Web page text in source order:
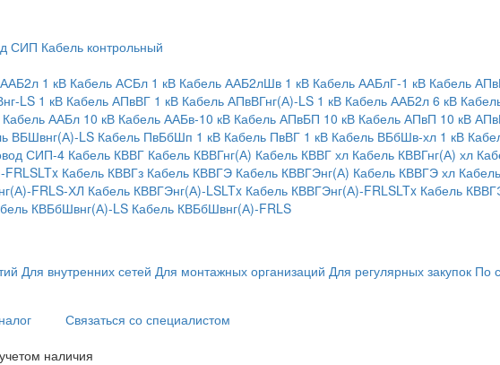
СИП Кабель контрольный
1 кВ Кабель АСБл 1 кВ Кабель ААБ2лШв 1 кВ Кабель ААБлГ-1 кВ Кабель
LS 1 кВ Кабель АПвВГ 1 кВ Кабель АПвВГнг(А)-LS 1 кВ Кабель ААБ2л 6 кВ
Кабель ААБл 10 кВ Кабель ААБв-10 кВ Кабель АПвБП 10 кВ Кабель АПвП 10 кВ
ВБШвнг(А)-LS Кабель ПвБбШп 1 кВ Кабель ПвВГ 1 кВ Кабель ВБбШв-хл 1 кВ
СИП-4 Кабель КВВГ Кабель КВВГнг(А) Кабель КВВГ хл Кабель КВВГнг(А) хл
FRLSLTx Кабель КВВГз Кабель КВВГЭ Кабель КВВГЭнг(А) Кабель КВВГЭ хл
FRLS-ХЛ Кабель КВВГЭнг(А)-LSLTx Кабель КВВГЭнг(А)-FRLSLTx Кабель
КВБбШвнг(А)-LS Кабель КВБбШвнг(А)-FRLS
Для внутренних сетей Для монтажных организаций Для регулярных закупок По
Связаться со специалистом
наличия